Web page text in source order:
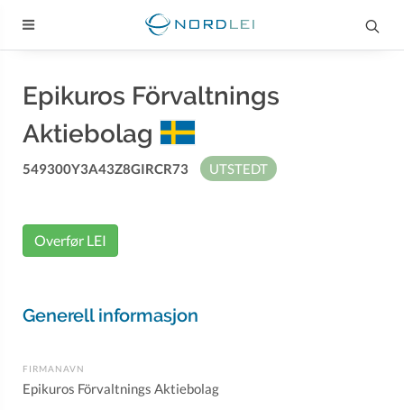
Epikuros Förvaltnings
Aktiebolag
549300Y3A43Z8GIRCR73 UTSTEDT
Overfør LEI
Generell informasjon
FIRMANAVN
Epikuros Förvaltnings Aktiebolag